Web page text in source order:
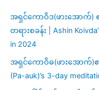
အရှင်ကောဝိဒ(ဖားအောက်)
တရားစခန်း | Ashin
in 2024
အရှင်ကောဝိဓ(ဖားအောက်)၏
(Pa-auk)’s 3-day